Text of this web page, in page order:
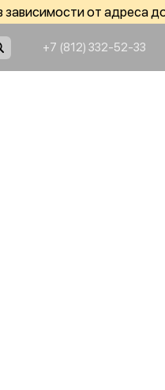
от адреса
+7 (812) 332-52-33